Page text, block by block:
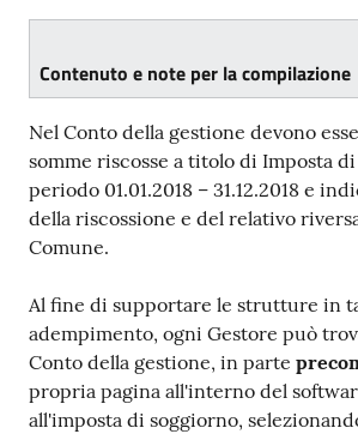
Contenuto e note per la compilazione
Nel Conto della gestione devono
somme riscosse a titolo di Imposta
periodo 01.01.2018 – 31.12.2018 e
della riscossione e del relativo
Comune.
Al fine di supportare le strutture in
adempimento, ogni Gestore può
Conto della gestione, in parte
propria pagina all'interno del
all'imposta di soggiorno,